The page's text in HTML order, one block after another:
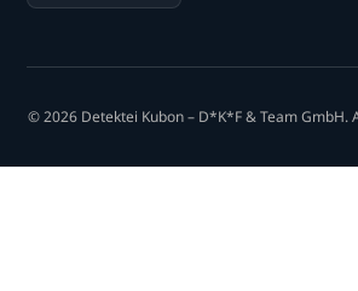
© 2026 Detektei Kubon – D*K*F & Team GmbH.